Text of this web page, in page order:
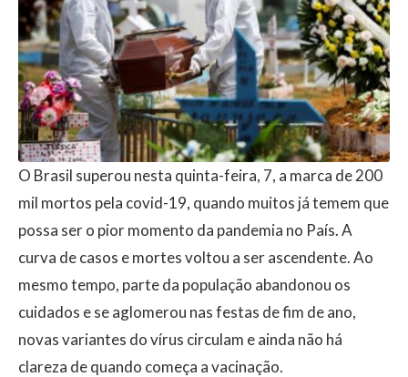
O Brasil superou nesta quinta-feira, 7, a marca de 200
mil mortos pela covid-19, quando muitos já temem que
possa ser o pior momento da pandemia no País. A
curva de casos e mortes voltou a ser ascendente. Ao
mesmo tempo, parte da população abandonou os
cuidados e se aglomerou nas festas de fim de ano,
novas variantes do vírus circulam e ainda não há
clareza de quando começa a vacinação.